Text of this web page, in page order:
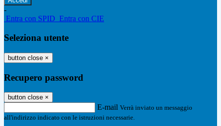
-
Entra con SPID Entra con CIE
Seleziona utente
button close ×
Recupero password
button close ×
E-mail Verrà inviato un messaggio
all'indirizzo indicato con le istruzioni necessarie.